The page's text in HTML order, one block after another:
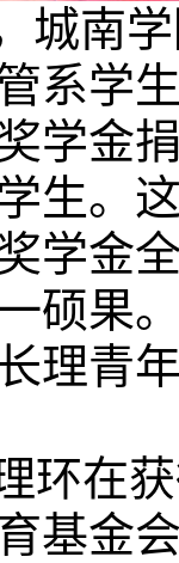
城南
系学
学金
生。
学金
硕果
理青
环在
基金